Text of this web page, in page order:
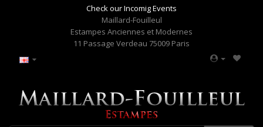
Check our Incomig Events
Maillard-Fouilleul
Estampes Anciennes et Modernes
11 Passage Verdeau 75009 Paris